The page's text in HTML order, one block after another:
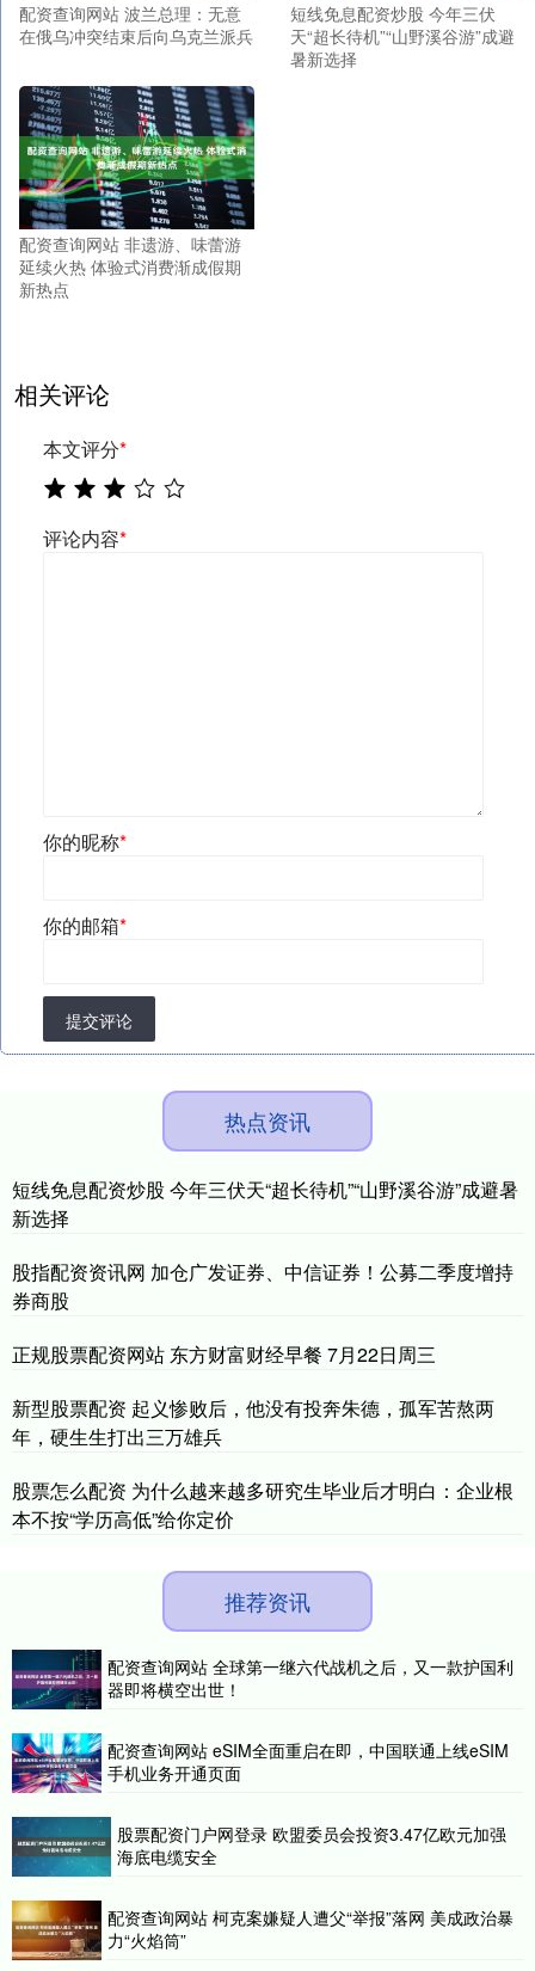
配资查询网站 波兰总理：无意
在俄乌冲突结束后向乌克兰派兵
短线免息配资炒股 今年三伏
天“超长待机”“山野溪谷游”成避
暑新选择
配资查询网站 非遗游、味蕾游
延续火热 体验式消费渐成假期
新热点
相关评论
本文评分*
评论内容*
你的昵称*
你的邮箱*
提交评论
热点资讯
短线免息配资炒股 今年三伏天“超长待机”“山野溪谷游”成避暑
新选择
股指配资资讯网 加仓广发证券、中信证券！公募二季度增持
券商股
正规股票配资网站 东方财富财经早餐 7月22日周三
新型股票配资 起义惨败后，他没有投奔朱德，孤军苦熬两
年，硬生生打出三万雄兵
股票怎么配资 为什么越来越多研究生毕业后才明白：企业根
本不按“学历高低”给你定价
推荐资讯
配资查询网站 全球第一继六代战机之后，又一款护国利
器即将横空出世！
配资查询网站 eSIM全面重启在即，中国联通上线eSIM
手机业务开通页面
股票配资门户网登录 欧盟委员会投资3.47亿欧元加强
海底电缆安全
配资查询网站 柯克案嫌疑人遭父“举报”落网 美成政治暴
力“火焰筒”